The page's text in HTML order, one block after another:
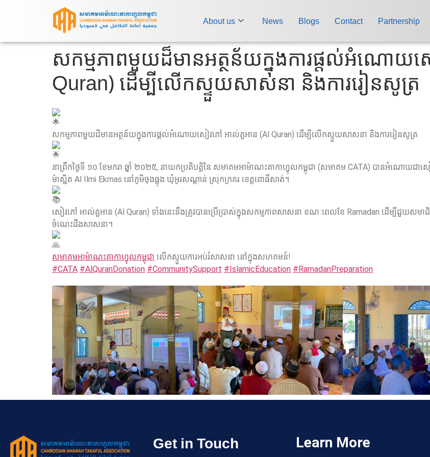
About us News Blogs Contact Partnership
សកម្មភាពមួយដ៏មានអត្ថន័យក្នុងការផ្តល់អំណោយ
Quran) ដើម្បីលើកស្ទួយសាសនា និងការរៀនសូត្រ
សកម្មភាពមួយដ៏មានអត្ថន័យក្នុងការផ្តល់អំណោយសៀវភៅ អាល់គួអាន (Al Quran) ដើម្បីលើកស្ទួយសាសនា និងការរៀនសូត្រ
នាព្រឹកថ្ងៃទី ១០ ខែមករា ឆ្នាំ ២០២៥, នាយកប្រតិបត្តិនៃ សមាគមអាម៉ាណះតាកាហ្វុលកម្ពុជា (សមាគម CATA) បានអំណោយជ
ម៉ាស្ជិត Al Ilmi Ekmas នៅភូមិចុងធ្លុង ឃុំអូរសណ្តាន់ ស្រុកក្រគរ ខេត្តពោធិ៍សាត់។
សៀវភៅ អាល់គួអាន (Al Quran) ទាំងនេះនឹងត្រូវបានប្រើប្រាស់ក្នុងសកម្មភាពសាសនា ខណៈពេលខែ Ramadan ដើម្បីជួយសម
ចំណេះដឹងសាសនា។
សមាគមអាម៉ាណះតាកាហ្វុលកម្ពុជា លើកស្ទួយការអប់រំសាសនា នៅក្នុងសហគមន៍!
#CATA #AlQuranDonation #CommunitySupport #IslamicEducation #RamadanPreparation
Get in Touch Learn More